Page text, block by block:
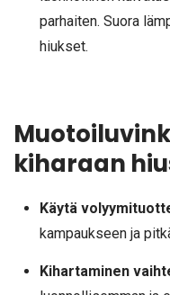
parhaiten. Suora
hiukset.
kiharaan
Käytä
kampaukseen ja
Kihartaminen